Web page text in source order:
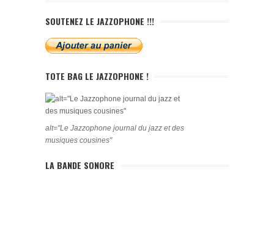
SOUTENEZ LE JAZZOPHONE !!!
TOTE BAG LE JAZZOPHONE !
alt="Le Jazzophone journal du jazz et des
musiques cousines"
LA BANDE SONORE